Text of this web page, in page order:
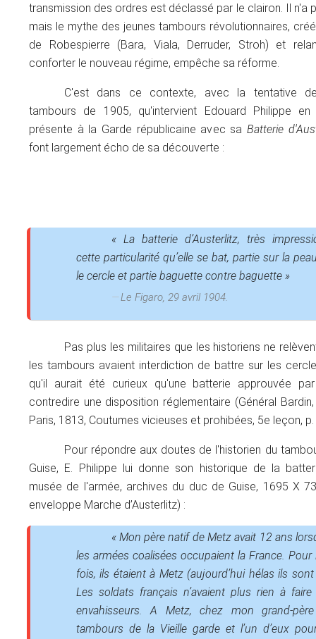
transmission des ordres est déclassé par le clairon. Il n'a
mais le mythe des jeunes tambours révolutionnaires,
de Robespierre (Bara, Viala, Derruder, Stroh) et
conforter le nouveau régime, empêche sa réforme.
C'est dans ce contexte, avec la tentative
tambours de 1905, qu'intervient Edouard Philippe
présente à la Garde républicaine avec sa Batterie
font largement écho de sa découverte :
« La batterie d’Austerlitz, très
cette particularité qu’elle se bat, partie sur la
le cercle et partie baguette contre baguette »
Le Figaro, 29 avril 1904.
Pas plus les militaires que les historiens ne
les tambours avaient interdiction de battre sur les
qu'il aurait été curieux qu'une batterie approuvée par
contredire une disposition réglementaire (Général
Paris, 1813, Coutumes vicieuses et prohibées, 5e leçon, p.
Pour répondre aux doutes de l'historien du
Guise, E. Philippe lui donne son historique de la
musée de l'armée, archives du duc de Guise, 1695 X
enveloppe Marche d’Austerlitz) :
« Mon père natif de Metz avait 12 ans
les armées coalisées occupaient la France. Pour
fois, ils étaient à Metz (aujourd’hui hélas ils
Les soldats français n’avaient plus rien à
envahisseurs. A Metz, chez mon grand-
tambours de la Vieille garde et l’un d’eux